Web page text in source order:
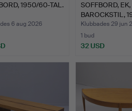
1950/60-TAL.
6 aug 2026
SOFFBORD, EK,
BAROCKSTIL,
Klubbades 29 jun
1 bud
32 USD